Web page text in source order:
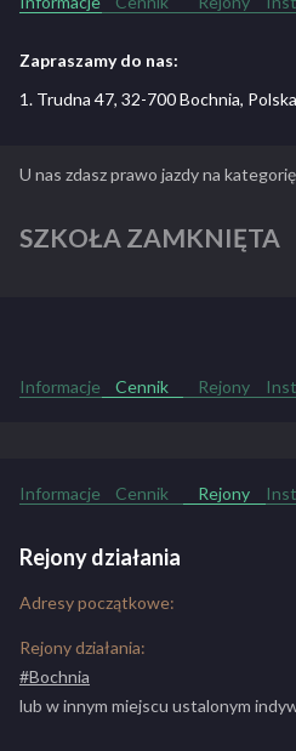
Zapraszamy do nas:
1. Trudna 47, 32-700 Bochnia, Polska
U nas zdasz prawo jazdy na
SZKOŁA ZAMKNIĘTA
Informacje Cennik Rejony
Informacje Cennik Rejony
Rejony działania
Adresy początkowe:
Rejony działania:
#Bochnia
lub w innym miejscu ustalonym